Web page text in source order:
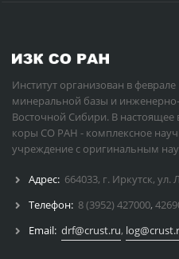
Институт организован в
минеральной базы и
Восточной Сибири. В
коры СО РАН - комплексное
учреждение с оригинальным
Адрес: 664033, г. Иркутск,
Телефон: 8 (3952) 427000,
Email: drf@crust.ru,